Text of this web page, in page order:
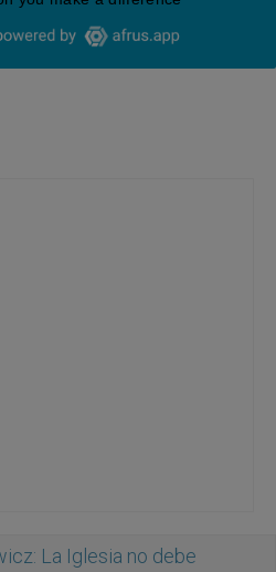
La Iglesia no debe